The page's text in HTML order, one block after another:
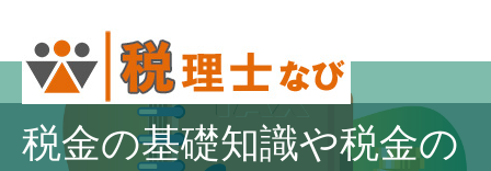
税金の基礎知識や税金の